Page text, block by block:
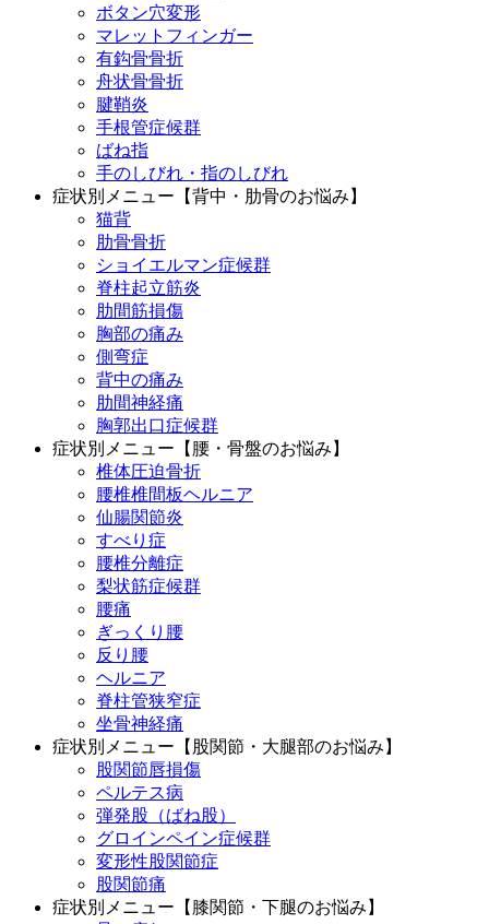
ボタン穴変形
マレットフィンガー
有鈎骨骨折
舟状骨骨折
腱鞘炎
手根管症候群
ばね指
手のしびれ・指のしびれ
症状別メニュー【背中・肋骨のお悩み】
猫背
肋骨骨折
ショイエルマン症候群
脊柱起立筋炎
肋間筋損傷
胸部の痛み
側弯症
背中の痛み
肋間神経痛
胸郭出口症候群
症状別メニュー【腰・骨盤のお悩み】
椎体圧迫骨折
腰椎椎間板ヘルニア
仙腸関節炎
すべり症
腰椎分離症
梨状筋症候群
腰痛
ぎっくり腰
反り腰
ヘルニア
脊柱管狭窄症
坐骨神経痛
症状別メニュー【股関節・大腿部のお悩み】
股関節唇損傷
ペルテス病
弾発股（ばね股）
グロインペイン症候群
変形性股関節症
股関節痛
症状別メニュー【膝関節・下腿のお悩み】